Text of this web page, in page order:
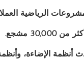
الرياضية
مشجع.
أنظمة الإضاءة،